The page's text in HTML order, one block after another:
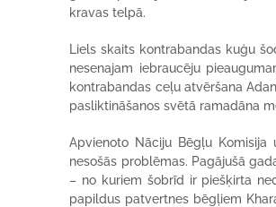
kravas telpā.
Liels skaits kontrabandas kuģu
nesenajam iebraucēju
kontrabandas ceļu atvēršana
pasliktināšanos svētā ramadāna
Apvienoto Nāciju Bēgļu
nesošās problēmas. Pagājušā
– no kuriem šobrīd ir piešķirta
papildus patvertnes bēgļiem